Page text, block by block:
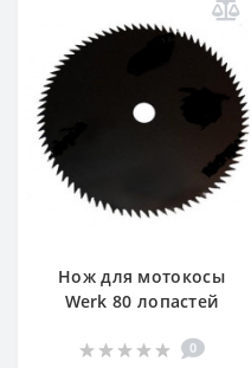
Нож для мотокосы
Werk 80 лопастей
0